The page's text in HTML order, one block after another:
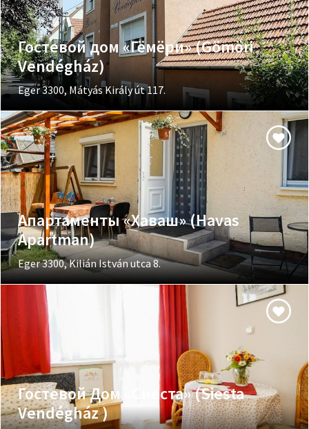
Гостевой дом «Гёмёри» (Gömöri
Vendégház)
Eger 3300, Mátyás Király út 117.
Апартаменты «Хаваш» (Havas
Apartman)
Eger 3300, Kilián István utca 8.
Гостевой Дом «Сиеста» (Siesta
Vendégház )